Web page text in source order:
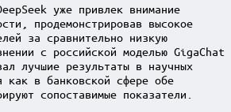
уже привлек внимание
продемонстрировав высокое
за сравнительно низкую
с российской моделью GigaChat
лучшие результаты в научных
как в банковской сфере обе
сопоставимые показатели.